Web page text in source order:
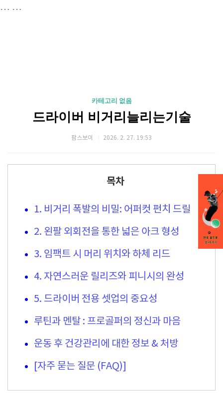
… …
카테고리 없음
드라이버 비거리늘리는기술
팜스보이 2026. 2. 27. 19:53
목차
1. 비거리 폭발의 비밀: 어퍼컷 펀치 드릴
2. 왼팔 외회전을 통한 넓은 아크 형성
3. 임팩트 시 머리 위치와 하체 리드
4. 자연스러운 릴리즈와 피니시의 완성
5. 드라이버 전용 셋업의 중요성
루틴과 멘탈 : 프로골퍼의 정신과 마음
운동 후 건강관리에 대한 정보 & 처방
[자주 묻는 질문 (FAQ)]